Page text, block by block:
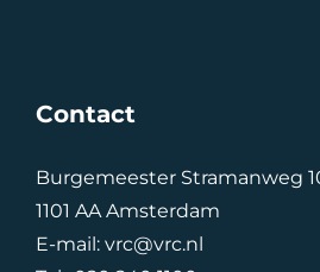
Contact
Burgemeester Stramanweg
1101 AA Amsterdam
E-mail:vrc@vrc.nl